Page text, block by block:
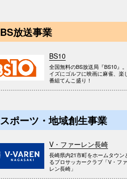
BS放送事業
BS10
全国無料のBS放送局『BS10』
イズにゴルフに映画に麻雀、楽
番組てんこ盛り！
スポーツ・地域創生事業
V・ファーレン長崎
長崎県内21市町をホームタウン
るプロサッカークラブ「V・フ
レン長崎」